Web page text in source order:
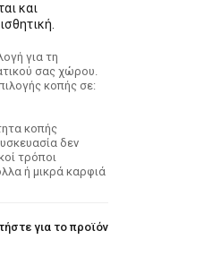
και
για τη
σας χώρου.
κοπής σε:
κοπής
δεν
τρόποι
ή μικρά καρφιά
για το προϊόν